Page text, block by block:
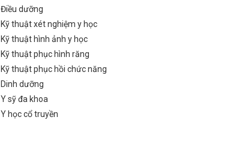
Điều dưỡng
Kỹ thuật xét nghiệm y học
Kỹ thuật hình ảnh y học
Kỹ thuật phục hình răng
Kỹ thuật phục hồi chức năng
Dinh dưỡng
Y sỹ đa khoa
Y học cổ truyền